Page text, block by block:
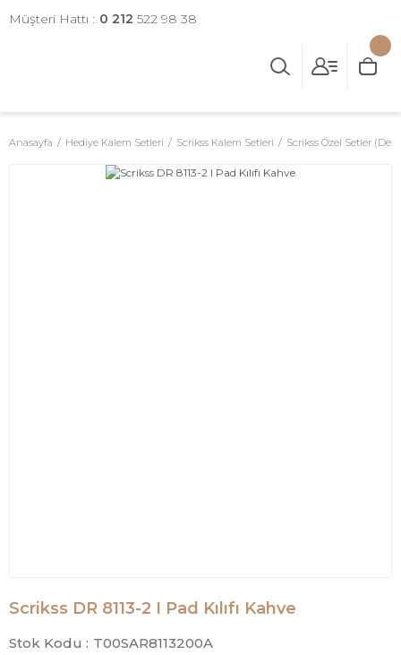
Müşteri Hattı : 0 212 522 98 38
Anasayfa Hediye Kalem Setleri Scrikss Kalem Setleri Scrikss Özel Setler
Scrikss DR 8113-2 I Pad Kılıfı Kahve
Stok Kodu : T00SAR8113200A